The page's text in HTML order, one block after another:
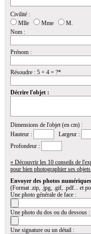
Civilité :
Mlle
Mme
M.
Nom :
Prénom :
Résoudre : 5 + 4 = ?*
Décrire l'objet :
Dimensions de l'objet (en cm) :
Hauteur :
Largeur :
Profondeur :
» Découvrir les 10 conseils de
pour bien photographier ses
Envoyer des photos
(Format .zip, .jpg, .gif, .pdf... et
Une photo générale de face :
Une photo du dos ou du dessous :
Une signature ou un détail :